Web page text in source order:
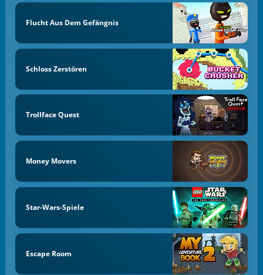
Flucht Aus Dem Gefängnis
Schloss Zerstören
Trollface Quest
Money Movers
Star-Wars-Spiele
Escape Room